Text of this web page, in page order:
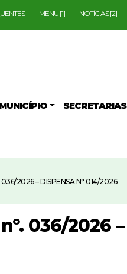
MENU [1] NOTÍCIAS [2]
MUNICÍPIO SECRETARIAS
2026 – DISPENSA N° 014/2026
036/2026 –